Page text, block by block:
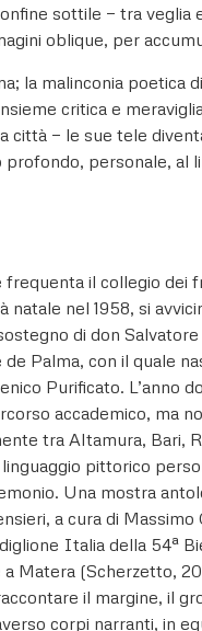
sottile — tra veglia
oblique, per
la malinconia poetica
critica e
— le sue tele
personale, al
il collegio dei
nel 1958, si
di don
Palma, con il quale
Purificato. L’anno
accademico, ma
tra Altamura, Bari,
pittorico
Una mostra
a cura di
Italia della 54ª
Matera (Scherzetto,
il margine, il
corpi narranti, in